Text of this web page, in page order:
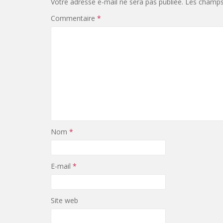
Commentaire *
Nom *
E-mail *
Site web